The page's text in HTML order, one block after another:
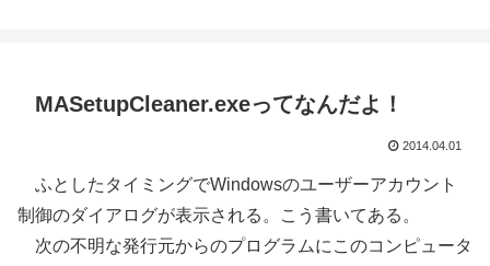
MASetupCleaner.exeってなんだよ！
2014.04.01
ふとしたタイミングでWindowsのユーザーアカウント
制御のダイアログが表示される。こう書いてある。
次の不明な発行元からのプログラムにこのコンピュータ